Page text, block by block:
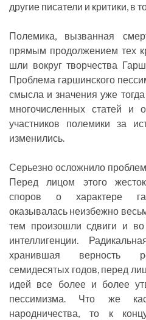
другие писатели и критики, в
Полемика, вызванная
прямым продолжением тех
шли вокруг творчества
Проблема гаршинского
смысла и значения уже
многочисленных статей и
участников полемики за
изменились.
Серьезно осложнило
Перед лицом этого
споров о характере
оказывалась неизбежно
тем произошли сдвиги и во
интеллигенции.
хранившая верность
семидесятых годов, перед
идей все более и более
пессимизма. Что же
народничества, то к